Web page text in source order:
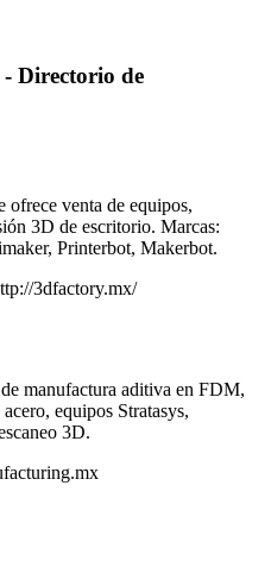
- Directorio de
ofrece venta de equipos,
3D de escritorio. Marcas:
Printerbot, Makerbot.
3dfactory.mx/
manufactura aditiva en FDM,
equipos Stratasys,
3D.